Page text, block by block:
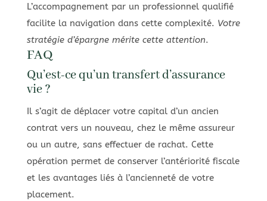
L’accompagnement par un professionnel qualifié
facilite la navigation dans cette complexité. Votre
stratégie d’épargne mérite cette attention.
FAQ
Qu’est-ce qu’un transfert d’assurance
vie ?
Il s’agit de déplacer votre capital d’un ancien
contrat vers un nouveau, chez le même assureur
ou un autre, sans effectuer de rachat. Cette
opération permet de conserver l’antériorité fiscale
et les avantages liés à l’ancienneté de votre
placement.